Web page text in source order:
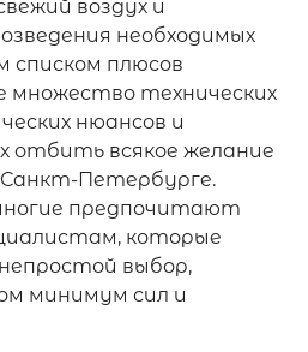
воздух и
необходимых
списком плюсов
множество технических
нюансов и
отбить всякое желание
Петербурге.
предпочитают
которые
выбор,
минимум сил и